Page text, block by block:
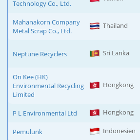
Technology Co., Ltd.
Mahanakorn Company
Metal Scrap Co., Ltd.
Thailand
Neptune Recyclers Sri Lanka
On Kee (HK)
Environmental Recycling
Limited
Hongkong
P L Environmental Ltd Hongkong
Pemulunk Indonesien